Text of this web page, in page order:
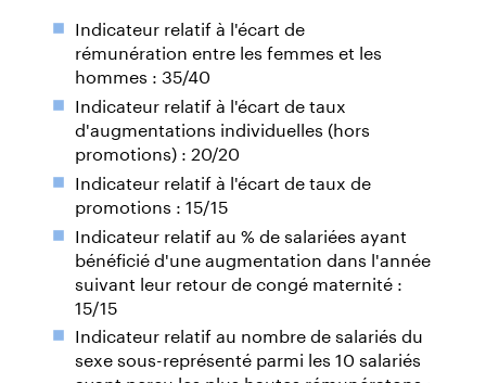
Indicateur relatif à l'écart de
rémunération entre les femmes et les
hommes : 35/40
Indicateur relatif à l'écart de taux
d'augmentations individuelles (hors
promotions) : 20/20
Indicateur relatif à l'écart de taux de
promotions : 15/15
Indicateur relatif au % de salariées ayant
bénéficié d'une augmentation dans l'année
suivant leur retour de congé maternité :
15/15
Indicateur relatif au nombre de salariés du
sexe sous-représenté parmi les 10 salariés